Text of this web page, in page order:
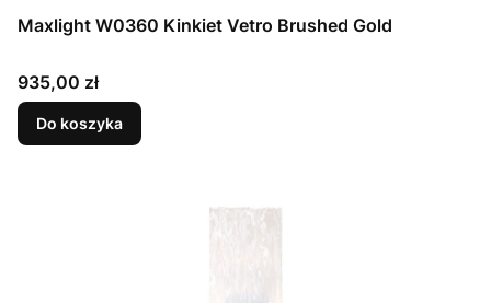
Maxlight W0360 Kinkiet Vetro Brushed Gold
Cena
935,00 zł
Do koszyka